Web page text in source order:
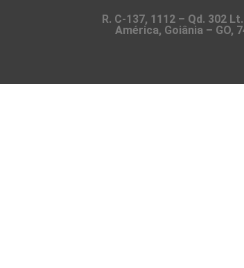
R. C-137, 1112 – Qd. 302
América, Goiânia – GO,